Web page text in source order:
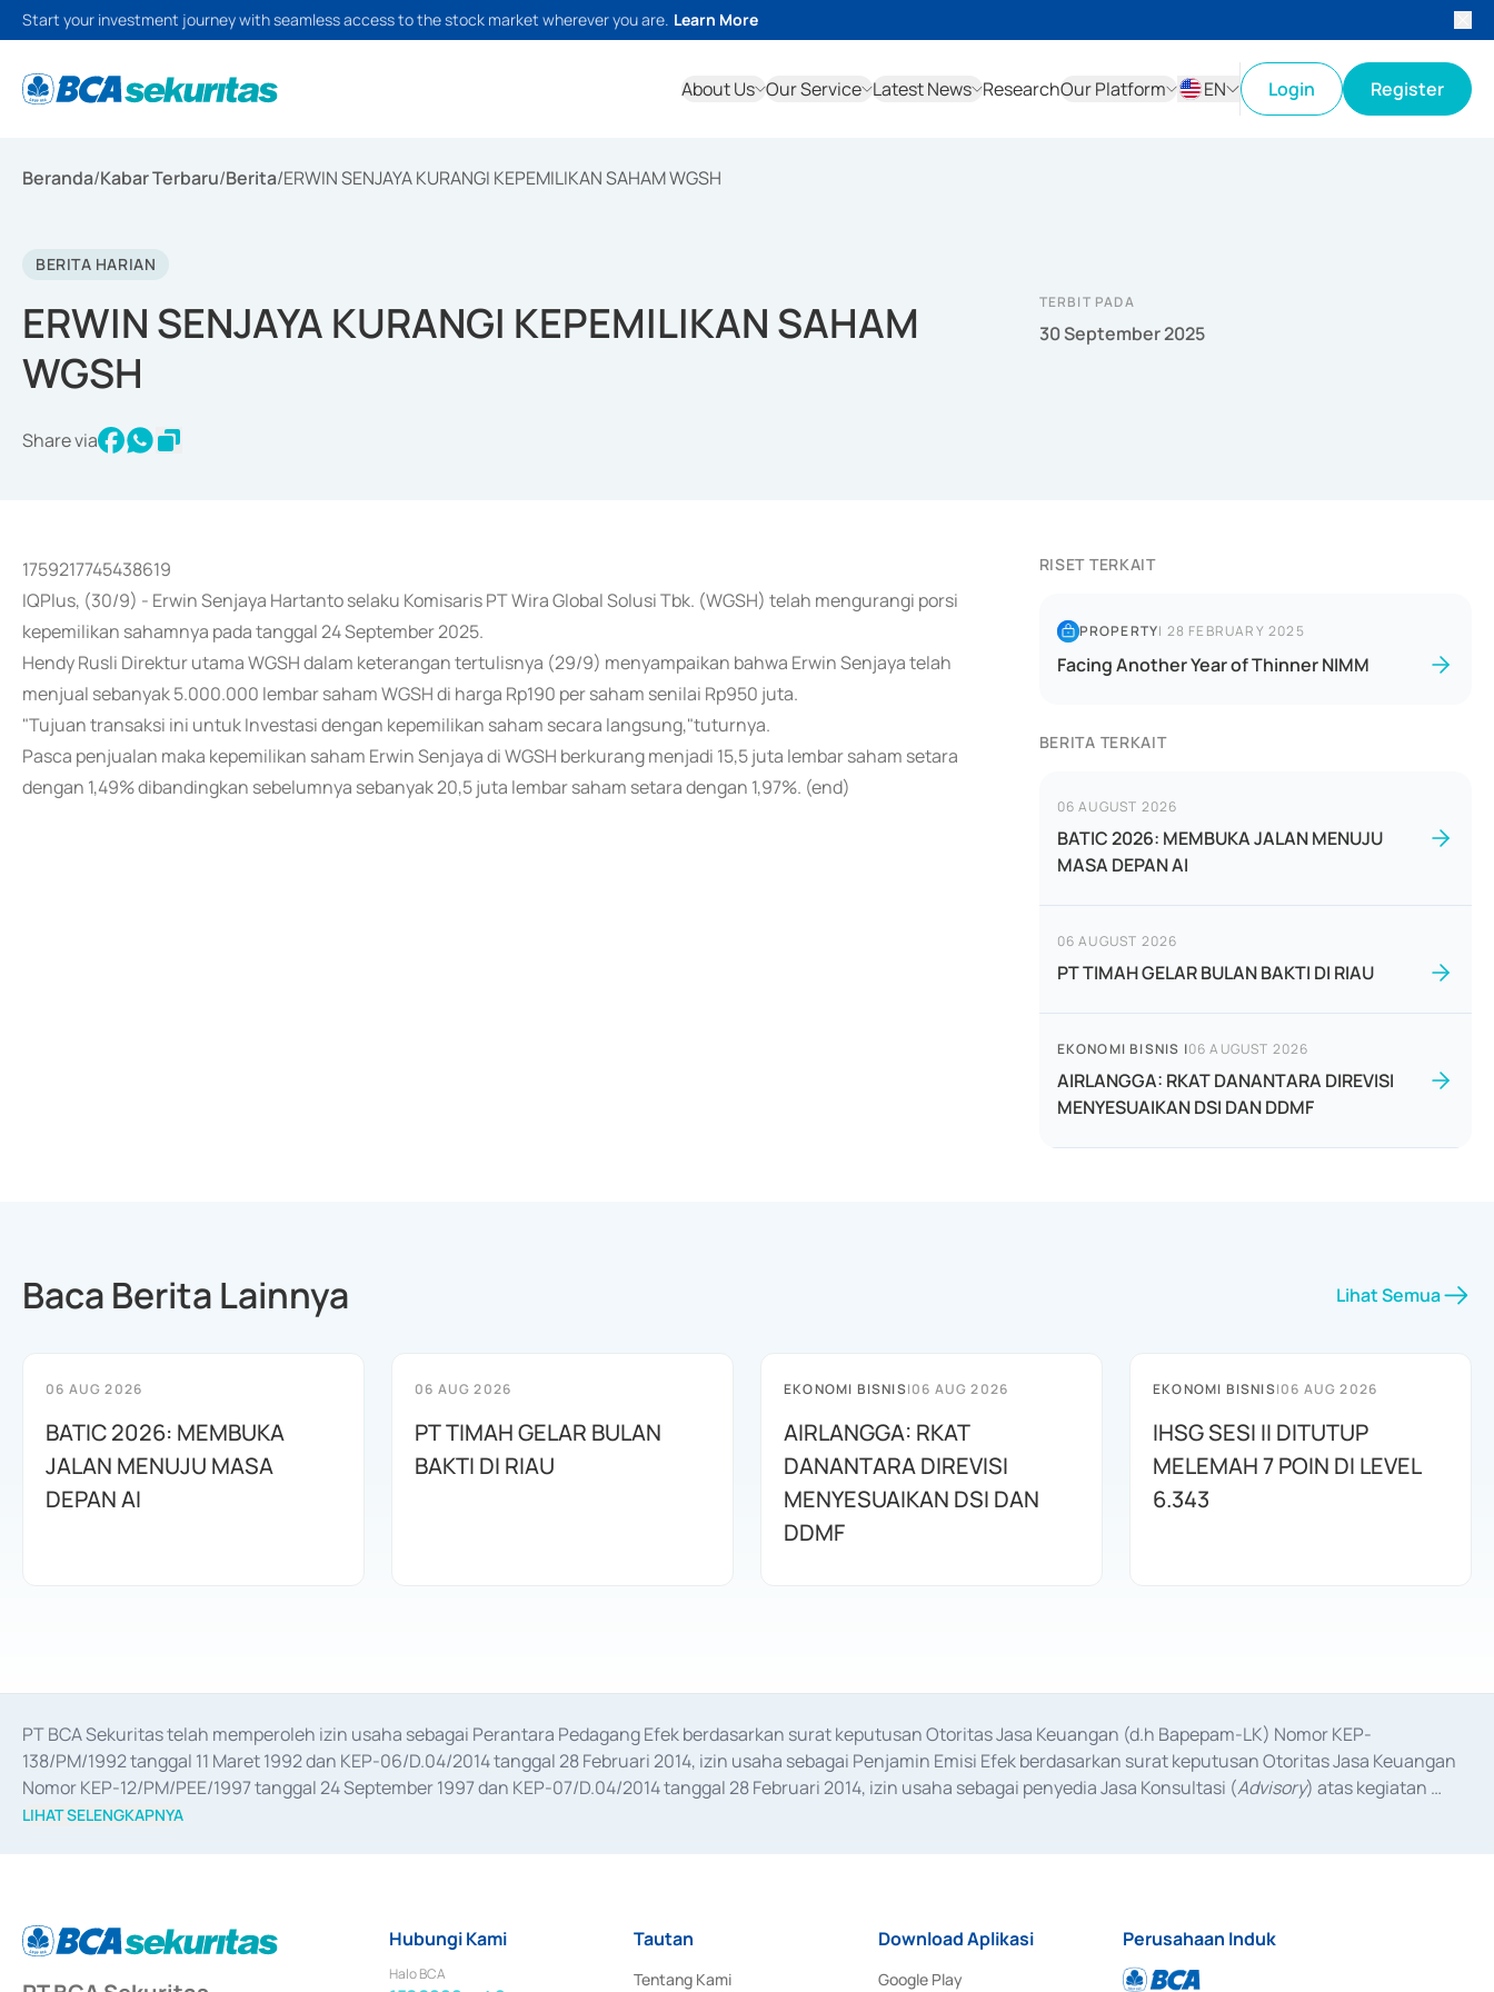
Start your investment journey with seamless access to the stock market wherever you are. Learn More
About Us Our Service Latest News ResearchOur Platform
EN
Login Register
Beranda/Kabar Terbaru/Berita/ERWIN SENJAYA KURANGI KEPEMILIKAN SAHAM WGSH
BERITA HARIAN
ERWIN SENJAYA KURANGI KEPEMILIKAN SAHAM
WGSH
Share via
TERBIT PADA
30 September 2025
1759217745438619
IQPlus, (30/9) - Erwin Senjaya Hartanto selaku Komisaris PT Wira Global Solusi Tbk. (WGSH) telah mengurangi porsi
kepemilikan sahamnya pada tanggal 24 September 2025.
Hendy Rusli Direktur utama WGSH dalam keterangan tertulisnya (29/9) menyampaikan bahwa Erwin Senjaya telah
menjual sebanyak 5.000.000 lembar saham WGSH di harga Rp190 per saham senilai Rp950 juta.
"Tujuan transaksi ini untuk Investasi dengan kepemilikan saham secara langsung,"tuturnya.
Pasca penjualan maka kepemilikan saham Erwin Senjaya di WGSH berkurang menjadi 15,5 juta lembar saham setara
dengan 1,49% dibandingkan sebelumnya sebanyak 20,5 juta lembar saham setara dengan 1,97%. (end)
RISET TERKAIT
PROPERTY| 28 FEBRUARY 2025
Facing Another Year of Thinner NIMM
BERITA TERKAIT
06 AUGUST 2026
BATIC 2026: MEMBUKA JALAN MENUJU
MASA DEPAN AI
06 AUGUST 2026
PT TIMAH GELAR BULAN BAKTI DI RIAU
EKONOMI BISNIS |06 AUGUST 2026
AIRLANGGA: RKAT DANANTARA DIREVISI
MENYESUAIKAN DSI DAN DDMF
Baca Berita Lainnya Lihat Semua
06 AUG 2026
BATIC 2026: MEMBUKA
JALAN MENUJU MASA
DEPAN AI
06 AUG 2026
PT TIMAH GELAR BULAN
BAKTI DI RIAU
EKONOMI BISNIS|06 AUG 2026
AIRLANGGA: RKAT
DANANTARA DIREVISI
MENYESUAIKAN DSI DAN
DDMF
EKONOMI BISNIS|06 AUG 2026
IHSG SESI II DITUTUP
MELEMAH 7 POIN DI LEVEL
6.343
PT BCA Sekuritas telah memperoleh izin usaha sebagai Perantara Pedagang Efek berdasarkan surat keputusan Otoritas Jasa Keuangan (d.h Bapepam-LK) Nomor KEP-
138/PM/1992 tanggal 11 Maret 1992 dan KEP-06/D.04/2014 tanggal 28 Februari 2014, izin usaha sebagai Penjamin Emisi Efek berdasarkan surat keputusan Otoritas Jasa Keuangan
Nomor KEP-12/PM/PEE/1997 tanggal 24 September 1997 dan KEP-07/D.04/2014 tanggal 28 Februari 2014, izin usaha sebagai penyedia Jasa Konsultasi (Advisory) atas kegiatan
merger, akuisisi, divestasi, dan
LIHAT SELENGKAPNYA
Hubungi Kami
Halo BCA
Tautan
Tentang Kami
Download Aplikasi
Google Play
Perusahaan Induk